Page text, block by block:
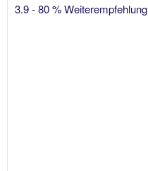
3.9 - 80 % Weiterempfehlung